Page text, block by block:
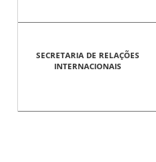
SECRETARIA DE RELAÇÕES
INTERNACIONAIS